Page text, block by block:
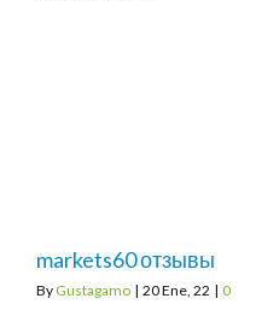
markets60 отзывы
By Gustagamo | 20Ene, 22 | 0